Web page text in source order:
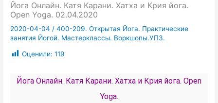
Йога Онлайн. Катя Карани. Хатха и Крия йога.
Open Yoga. 02.04.2020
2020-04-04 /400-209. Открытая Йога. Практические
занятия Йогой. Мастерклассы. Воркшопы.УПЗ.
Оценили: 119
Йога Онлайн. Катя Карани. Хатха и Крия йога. Open
Yoga.